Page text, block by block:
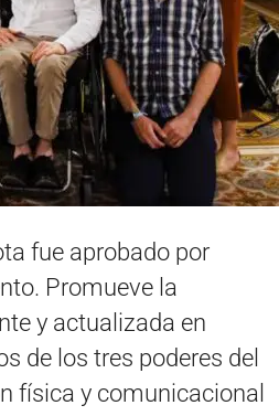
fue aprobado por
Promueve la
y actualizada en
de los tres poderes del
física y comunicacional